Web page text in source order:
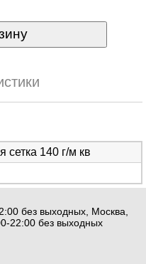
сетка 140 г/м кв
без выходных, Москва,
22:00 без выходных